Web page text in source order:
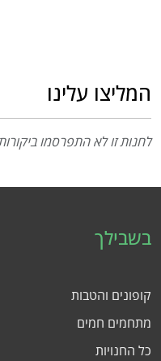
המליצו עלינו
לחנות זו לא התפרסמו
בשבילך
קופונים והטבות
מתחמים חמים
כל החנויות